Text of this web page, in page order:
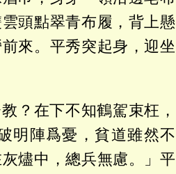
頭點翠青布履，背上懸
來。平秀突起身，迎坐
？在下不知鶴駕束枉，
明陣爲憂，貧道雖然不
燼中，總兵無慮。」平